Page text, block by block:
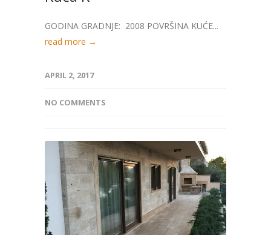
GODINA GRADNJE: 2008 POVRŠINA KUĆE...
read more →
APRIL 2, 2017
NO COMMENTS